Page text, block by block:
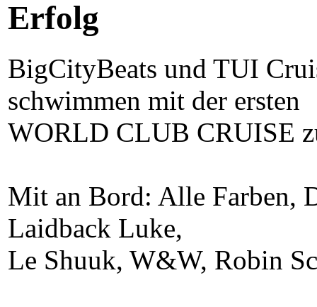
Erfolg
BigCityBeats und TUI
schwimmen mit der ersten
WORLD CLUB CRUISE
Mit an Bord: Alle Farben,
Laidback Luke,
Le Shuuk, W&W, Robin